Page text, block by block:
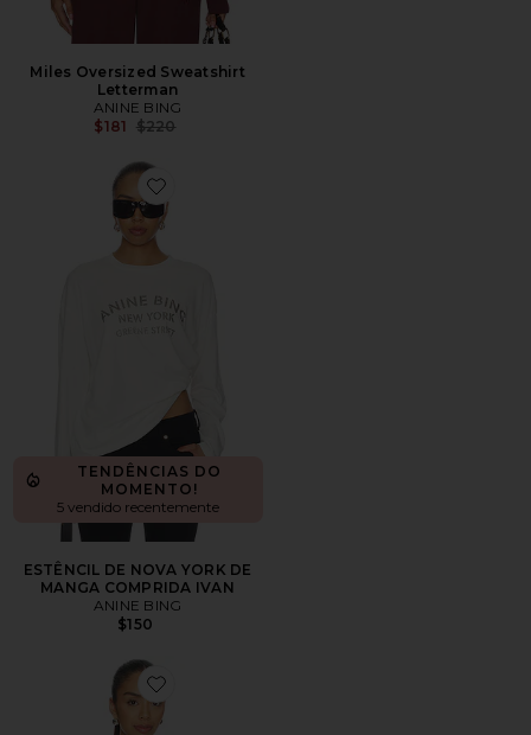
Miles Oversized Sweatshirt
Letterman
ANINE BING
$181 Previous price:
$220
Favorite ESTÊNCIL DE NOVA YORK DE MANGA
TENDÊNCIAS DO
MOMENTO!
5 vendido recentemente
ESTÊNCIL DE NOVA YORK DE
MANGA COMPRIDA IVAN
ANINE BING
$150
Favorite Miles Collegiate Sweatshirt